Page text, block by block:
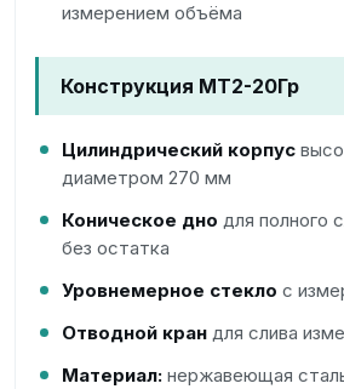
измерением объёма
Конструкция МТ2-20Гр
Цилиндрический корпус
диаметром 270 мм
Коническое дно для полного
без остатка
Уровнемерное стекло с
Отводной кран для слива
Материал: нержавеющая